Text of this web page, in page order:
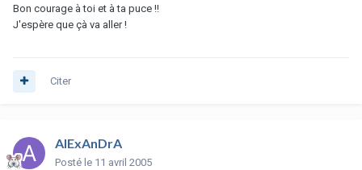
Bon courage à toi et à ta puce !!
J'espère que çà va aller !
Citer
AlExAnDrA
Posté le 11 avril 2005